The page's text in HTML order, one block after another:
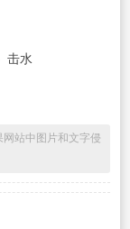
击水
站中图片和文字侵